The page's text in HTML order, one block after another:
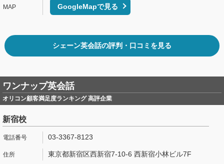
GoogleMapで見る
シェーン英会話の評判・口コミを見る
ワンナップ英会話
オリコン顧客満足度ランキング 高評企業
新宿校
03-3367-8123
東京都新宿区西新宿7-10-6 西新宿小林ビル7F